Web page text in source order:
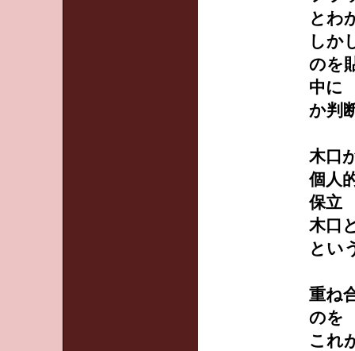
とわ
しか
のを
中に
か判
木口
個人
保立
木口
とい
重ね
のを
これ